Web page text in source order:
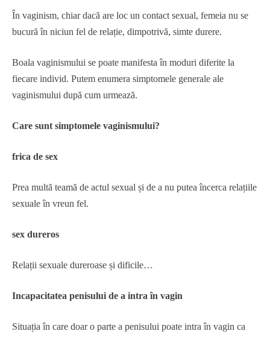
În vaginism, chiar dacă are loc un contact sexual, femeia nu se
bucură în niciun fel de relație, dimpotrivă, simte durere.
Boala vaginismului se poate manifesta în moduri diferite la
fiecare individ. Putem enumera simptomele generale ale
vaginismului după cum urmează.
Care sunt simptomele vaginismului?
frica de sex
Prea multă teamă de actul sexual și de a nu putea încerca relațiile
sexuale în vreun fel.
sex dureros
Relații sexuale dureroase și dificile…
Incapacitatea penisului de a intra în vagin
Situația în care doar o parte a penisului poate intra în vagin ca